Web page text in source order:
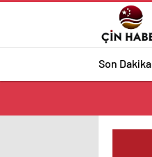
Son Dakika